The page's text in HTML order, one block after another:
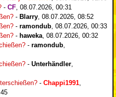
- CF 08.07.2026, 00:31
- Blarry 08.07.2026, 08:52
- ramondub 08.07.2026, 00:33
- haweka 08.07.2026, 00:32
- ramondub
- Unterhändler
- Chappi1991